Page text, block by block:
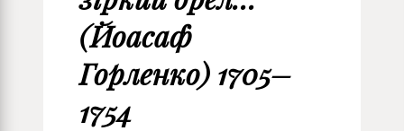
(Йоасаф
Горленко) 1705–
1754